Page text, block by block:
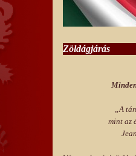
Zöldágjárás
„A
mint az